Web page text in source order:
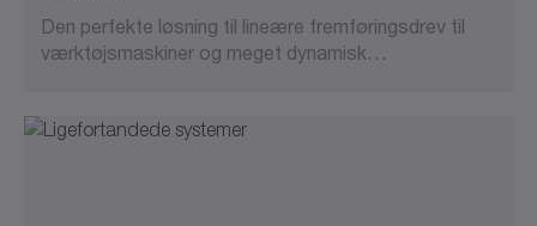
Den perfekte løsning til lineære fremføringsdrev til
værktøjsmaskiner og meget dynamisk…